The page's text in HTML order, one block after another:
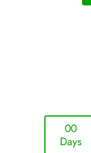
00
Days